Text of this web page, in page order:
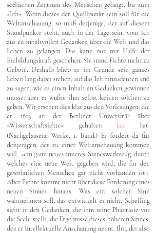
seelischen Zentrum des Menschen gelangt, bis zum
»Ich«. Wenn dieses der Quellpunkt sein soll für die
Weltanschauung, so muß derjenige, der auf diesem
Standpunkte steht, auch in der Lage sein, vom Ich
aus zu inhaltvollen Gedanken über die Welt und das
Leben zu gelangen. Das kann nur mit Hilfe der
Einbildungskraft geschehen. Sie stand Fichte nicht zu
Gebote. Deshalb blieb er im Grunde sein ganzes
Leben lang dabei stehen, auf das Ich hinzudeuten und
zu sagen, wie es einen Inhalt an Gedanken gewinnen
müsse; aber er wußte ihm selbst keinen solchen zu
geben. Wir ersehen dies klar aus den Vorlesungen, die
er 1813 an der Berliner Universität über
»Wissenschaftslehre« gehalten
140
hat.
(Nachgelassene Werke, 1. Band.) Er fordert da für
denjenigen, der zu einer Weltanschauung kommen
will, »ein ganz neues inneres Sinneswerkzeug, durch
welches eine neue Welt gegeben wird, die für den
gewöhnlichen Menschen gar nicht vorhanden ist«.
Aber Fichte kommt nicht über diese Forderung eines
neuen Sinnes hinaus. Was ein solcher Sinn
wahrnehmen soll, das entwickelt er nicht. Schelling
sieht in den Gedanken, die ihm seine Phantasie vor
die Seele stellt, die Ergebnisse dieses höheren Sinnes,
den er intellektuelle Anschauung nennt. Ihn, der also